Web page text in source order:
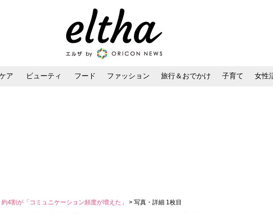
ア ビューティ フード ファッション 旅行＆おでかけ 子育て 女性
4割が「コミュニケーション頻度が増えた」 > 写真・詳細 1枚目